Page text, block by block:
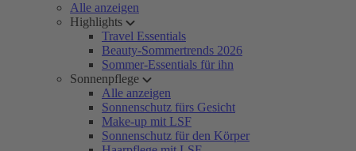
Alle anzeigen
Highlights
Travel Essentials
Beauty-Sommertrends 2026
Sommer-Essentials für ihn
Sonnenpflege
Alle anzeigen
Sonnenschutz fürs Gesicht
Make-up mit LSF
Sonnenschutz für den Körper